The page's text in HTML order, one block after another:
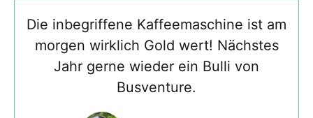
Die inbegriffene Kaffeemaschine ist am
morgen wirklich Gold wert! Nächstes
Jahr gerne wieder ein Bulli von
Busventure.